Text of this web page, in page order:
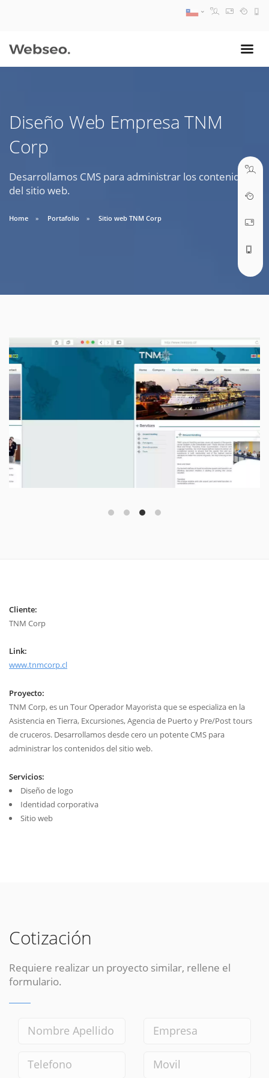
Diseño Web Empresa TNM
Corp
Desarrollamos CMS para administrar los contenidos
del sitio web.
Home Portafolio Sitio web TNM Corp
Cliente:
TNM Corp
Link:
www.tnmcorp.cl
Proyecto:
TNM Corp, es un Tour Operador Mayorista que se especializa en la
Asistencia en Tierra, Excursiones, Agencia de Puerto y Pre/Post tours
de cruceros. Desarrollamos desde cero un potente CMS para
administrar los contenidos del sitio web.
Servicios:
Diseño de logo
Identidad corporativa
Sitio web
Cotización
Requiere realizar un proyecto similar, rellene el
formulario.
09:30 AM A 18:30 PM